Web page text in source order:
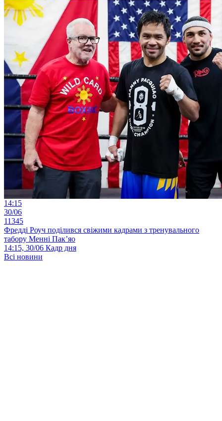
14:15
30/06
11345
Фредді Роуч поділився свіжими кадрами з тренувального
табору Менні Пак’яо
14:15, 30/06 Кадр дня
Всі новини